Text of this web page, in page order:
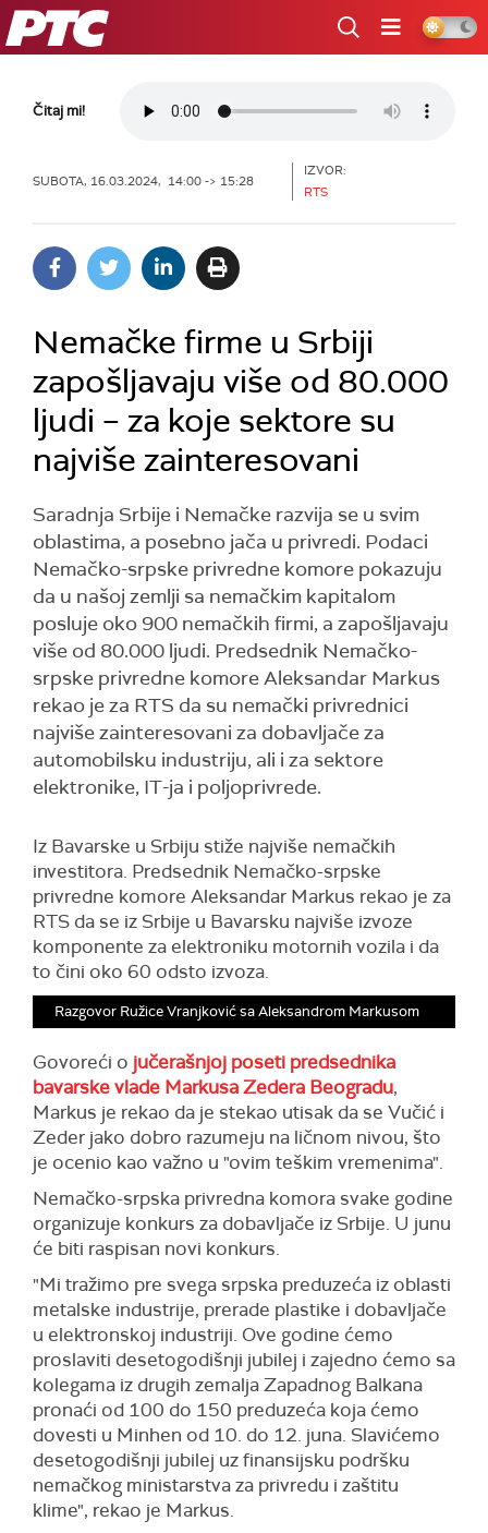
RTS
Čitaj mi!
SUBOTA, 16.03.2024, 14:00 -> 15:28
IZVOR:
RTS
Nemačke firme u Srbiji
zapošljavaju više od 80.000
ljudi – za koje sektore su
najviše zainteresovani
Saradnja Srbije i Nemačke razvija se u svim
oblastima, a posebno jača u privredi. Podaci
Nemačko-srpske privredne komore pokazuju
da u našoj zemlji sa nemačkim kapitalom
posluje oko 900 nemačkih firmi, a zapošljavaju
više od 80.000 ljudi. Predsednik Nemačko-
srpske privredne komore Aleksandar Markus
rekao je za RTS da su nemački privrednici
najviše zainteresovani za dobavljače za
automobilsku industriju, ali i za sektore
elektronike, IT-ja i poljoprivrede.
Iz Bavarske u Srbiju stiže najviše nemačkih
investitora. Predsednik Nemačko-srpske
privredne komore Aleksandar Markus rekao je za
RTS da se iz Srbije u Bavarsku najviše izvoze
komponente za elektroniku motornih vozila i da
to čini oko 60 odsto izvoza.
Razgovor Ružice Vranjković sa Aleksandrom Markusom
Govoreći o jučerašnjoj poseti predsednika
bavarske vlade Markusa Zedera Beogradu,
Markus je rekao da je stekao utisak da se Vučić i
Zeder jako dobro razumeju na ličnom nivou, što
je ocenio kao važno u "ovim teškim vremenima".
Nemačko-srpska privredna komora svake godine
organizuje konkurs za dobavljače iz Srbije. U junu
će biti raspisan novi konkurs.
"Mi tražimo pre svega srpska preduzeća iz oblasti
metalske industrije, prerade plastike i dobavljače
u elektronskoj industriji. Ove godine ćemo
proslaviti desetogodišnji jubilej i zajedno ćemo sa
kolegama iz drugih zemalja Zapadnog Balkana
pronaći od 100 do 150 preduzeća koja ćemo
dovesti u Minhen od 10. do 12. juna. Slavićemo
desetogodišnji jubilej uz finansijsku podršku
nemačkog ministarstva za privredu i zaštitu
klime", rekao je Markus.